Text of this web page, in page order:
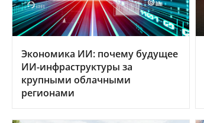
Экономика ИИ: почему будущее
ИИ-инфраструктуры за
крупными облачными
регионами